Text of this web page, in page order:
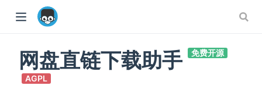
网盘直链下载助手 免费开源
AGPL